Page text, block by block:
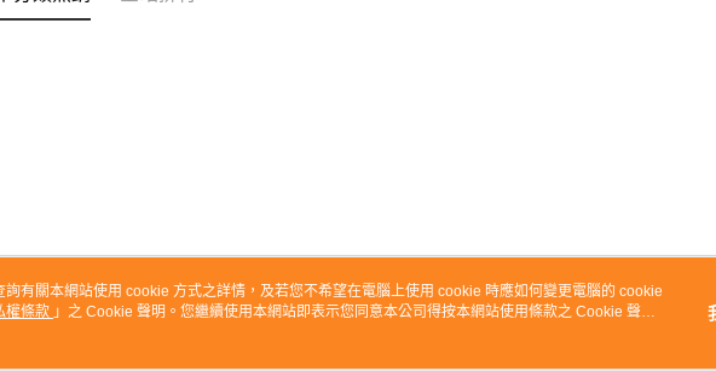
關於我們 客服資訊
有關本網站使用 cookie 方式之詳情，及若您不希望在電腦上使用 cookie 時應如何變更電腦的 cookie
權條款 」之 Cookie 聲明。您繼續使用本網站即表示您同意本公司得按本網站使用條款之 Cookie 聲明